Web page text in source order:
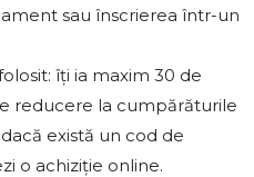
sau înscrierea într-un
îți ia maxim 30 de
reducere la cumpărăturile
există un cod de
o achiziție online.